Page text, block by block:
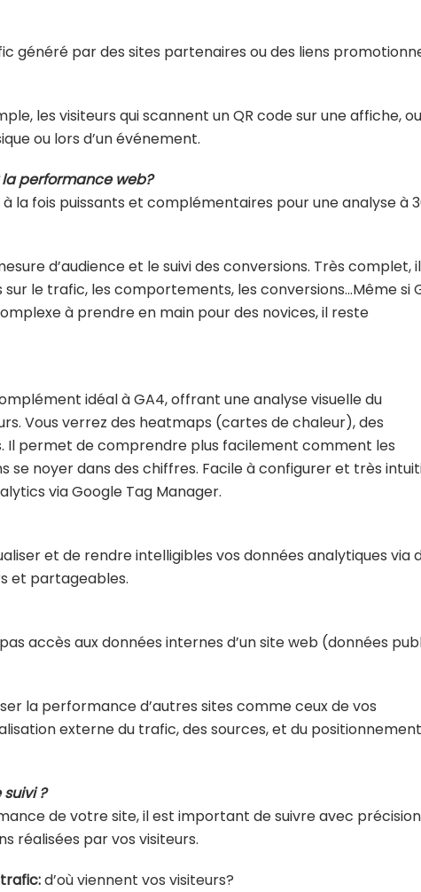
généré par des sites partenaires ou des liens
les visiteurs qui scannent un QR code sur une affiche,
ou lors d’un événement.
performance web?
la fois puissants et complémentaires pour une analyse à
d’audience et le suivi des conversions. Très complet, il
le trafic, les comportements, les conversions…Même si
à prendre en main pour des novices, il reste
idéal à GA4, offrant une analyse visuelle du
Vous verrez des heatmaps (cartes de chaleur), des
Il permet de comprendre plus facilement comment les
se noyer dans des chiffres. Facile à configurer et très
via Google Tag Manager.
et de rendre intelligibles vos données analytiques via
et partageables.
accès aux données internes d’un site web (données
la performance d’autres sites comme ceux de vos
externe du trafic, des sources, et du positionnement
?
de votre site, il est important de suivre avec précision
réalisées par vos visiteurs.
d’où viennent vos visiteurs?